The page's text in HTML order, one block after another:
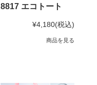
8817 エコトート
¥4,180(税込)
商品を見る